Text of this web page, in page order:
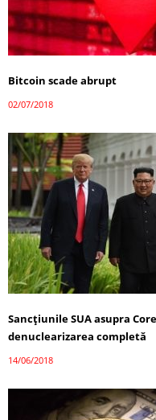
Bitcoin scade abrupt
02/07/2018
Sancțiunile SUA asupra
denuclearizarea completă
14/06/2018